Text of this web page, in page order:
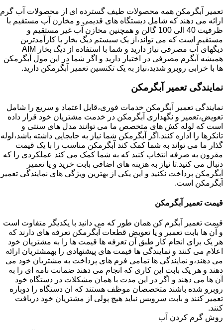
تعمیر آبگرمکن همه محصولات طیف گسترده ای از محصولات آب گرم
ارائه می دهند که شامل دیستگاه های قدیمی و مخازن آب مستقیم با
ظرفیت 40 الی 100 گالن و همچنین مخازن آب غیر مستقیم و
مستقیم است که می تواند،از یک سیستم دیگ بخار با کارآمدترین
دیگهای آب مصرفی نیاز دارید و شما با استفاده از دیگ بخار AIM
همیشه آبگرم مصرفی در اختیار دارید و اگر شما در این مول آبگرمکن
ها با خرابی روبرو شدید،نیاز به یک تکنسین تعمیر آبگرمکن دارید.
نمایندگی تعمیر آبگرمکن
نمایندگی تعمیر آبگرمکن خدمات فوری،قابل اعتماد و سریع را شامل
تعویض،تعمیر و نگهداری آبگرمکن در خدمت مشتریان خود قرار داده
است که لوله کش های متخصص ما می توانند مدل های سنتی و
تانکرها را اداره کنند.اگر آبگرمکن شما نیاز به جابجایی داشته باشد،لوله
گذار ما می تواند به شما کمک کند آبگرمکن مناسب را با یک قیمت
مقرون به صرفه انتخاب کنید که به شما کمک می کند عملکردی را که
دنبال می کنید.تا نیاز به هزینه های اضافی بابت خرید و یا تعمیر
آبگرمکن پرداخت نکنید و این یکی از بهترین ویژگی های نمایندگی تعمیر
آبگرمکن است.
قیمت تعمیر آبگرمکن
قیمت تعمیر آبگرم کن همان طور که می دانید با یکدیگر متفاوت است
و آن ها بابت تعمیر و یا تعویض قطعات آبگرمکن تعرفه های دارند که
هر یک برای انجام کار طبق آن تعرفه ها قیمت ها را به مشتریان خود
اعلام می کنند و نمایندگی ها قیمت های پیشنهادی را بهمشتریان ارائه
می دهند،و نمایندگی ها تمامی فرم های پرداخت به مشتریان خود می
دهند و هر یک بابت این کاری که انجام می دهند ضمانت نامه ای را به
آن ها می دهند و اگر در این مدت با همان مشکلات در دستگاه خود
روبرو شده باشند متخصصان موظف هستند که ان دستگاه را دوباره
تعمیر کنند و بابت سرویس نباید هیچ پولی از مشتریان خود دریافت
کنند.
روش گرم کردن آب